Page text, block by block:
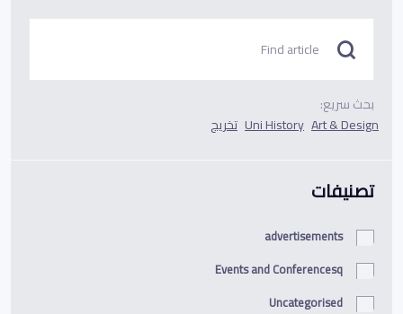
بحث سريع:
Art & Design
Uni History تخريج
تصنيفات
advertisements
Events and Conferencesq
Uncategorised